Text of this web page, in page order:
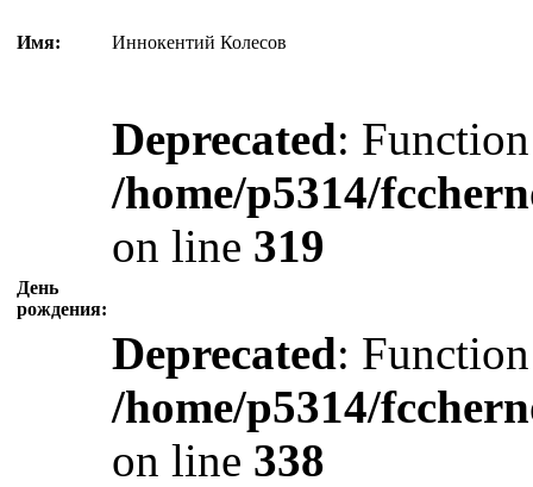
Имя: Иннокентий Колесов
День
рождения:
Deprecated:
/home/p5314/
on line 319
Deprecated:
/home/p5314/
on line 338